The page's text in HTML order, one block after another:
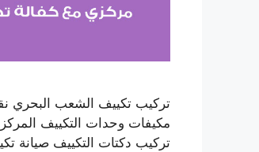
تركيب تكييف الشعب البحري
مكيفات وحدات التكييف
تركيب دكتات التكييف صيانة